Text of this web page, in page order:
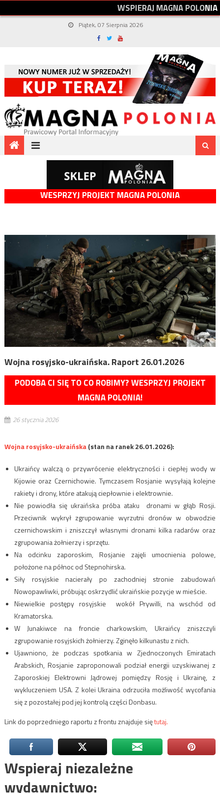
WSPIERAJMAGNAPOLONIA
Piątek, 07 Sierpnia 2026
WESPRZYJ PROJEKT MAGNA POLONIA
Wojna rosyjsko-ukraińska. Raport 26.01.2026
PODOBA CI SIĘ TO CO ROBIMY? WESPRZYJ PROJEKT
MAGNA POLONIA!
26 stycznia 2026
Wojna rosyjsko-ukraińska(stan na ranek 26.01.2026):
Ukraińcy walczą o przywrócenie elektryczności i ciepłej wody w
Kijowie oraz Czernichowie. Tymczasem Rosjanie wysyłają kolejne
rakiety i drony, które atakują ciepłownie i elektrownie.
Nie powiodła się ukraińska próba ataku dronami w głąb Rosji.
Przeciwnik wykrył zgrupowanie wyrzutni dronów w obwodzie
czernichowskim i zniszczył własnymi dronami kilka radarów oraz
zgrupowania żołnierzy i sprzętu.
Na odcinku zaporoskim, Rosjanie zajęli umocnienia polowe,
położone na północ od Stepnohirska.
Siły rosyjskie nacierały po zachodniej stronie zabudowań
Nowopawliwki, próbując oskrzydlić ukraińskie pozycje w mieście.
Niewielkie postępy rosyjskie wokół Prywilli, na wschód od
Kramatorska.
W Junakiwce na froncie charkowskim, Ukraińcy zniszczyli
zgrupowanie rosyjskich żołnierzy. Zginęło kilkunastu z nich.
Ujawniono, że podczas spotkania w Zjednoczonych Emiratach
Arabskich, Rosjanie zaproponowali podział energii uzyskiwanej z
Zaporoskiej Elektrowni Jądrowej pomiędzy Rosję i Ukrainę, z
wykluczeniem USA. Z kolei Ukraina odrzuciła możliwość wycofania
się z pozostałej pod jej kontrolą części Donbasu.
Link do poprzedniego raportu z frontu znajduje siętutaj.
Wspieraj niezależne
wydawnictwo: